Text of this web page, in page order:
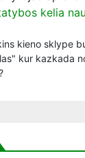
kelia
kieno sklype
kur kazkada